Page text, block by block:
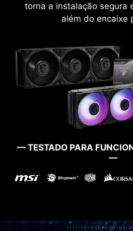
torna a instalação segura
além do encaixe
— TESTADO PARA
—